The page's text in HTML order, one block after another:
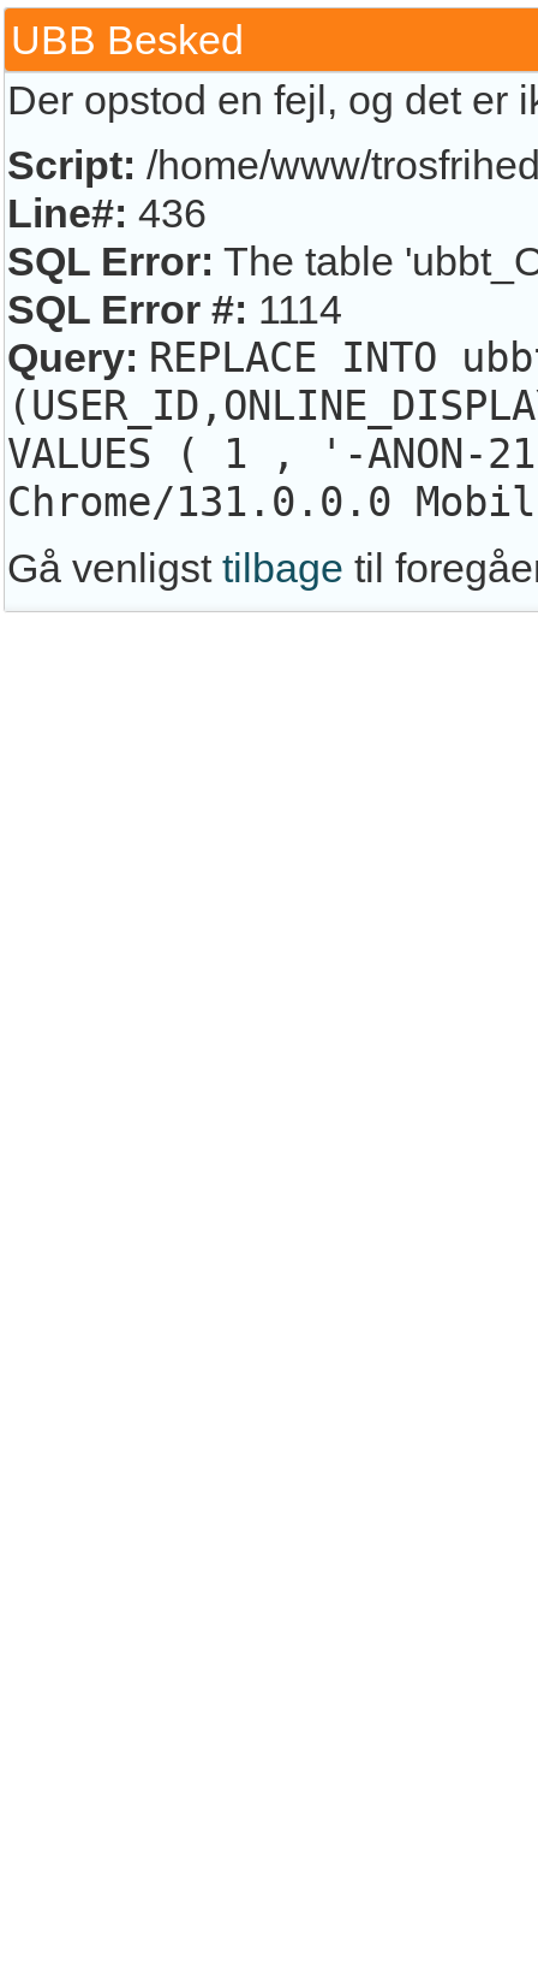
UBB Besked
Der opstod en fejl, og det
Script: /home/www/
Line#: 436
SQL Error: The table
SQL Error #: 1114
Query: REPLACE INTO
VALUES ( 1 , '-
Chrome/131.0.0.0
Gå venligst tilbage til